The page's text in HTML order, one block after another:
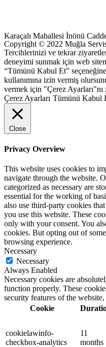
Karaçalı Mahallesi İnönü
Copyright © 2022 Muğla
Tercihlerinizi ve tekrar
deneyimi sunmak için web
“Tümünü Kabul Et”
kullanımına izin vermiş
vermek için "Çerez
Çerez Ayarları Tümünü Kabul
Close
Privacy Overview
This website uses cookies to
navigate through the website.
categorized as necessary are
essential for the working of
also use third-party cookies
you use this website. These
only with your consent. You
cookies. But opting out of
browsing experience.
Necessary
Necessary
Always Enabled
Necessary cookies are
function properly. These
security features of the
Cookie
cookielawinfo-
checkbox-analytics
11
months